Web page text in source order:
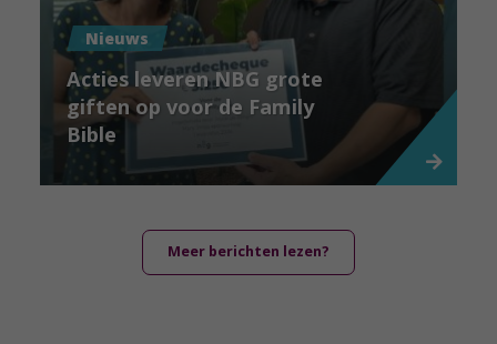
Nieuws
Acties leveren NBG grote
giften op voor de Family
Bible
Meer berichten lezen?